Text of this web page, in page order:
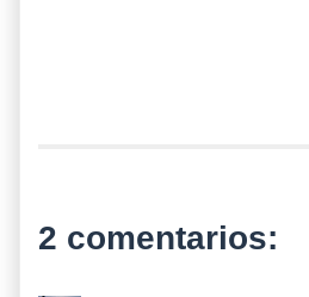
2 comentarios: